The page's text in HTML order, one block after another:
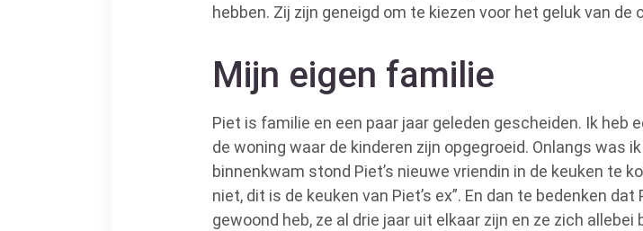
hebben. Zij zijn geneigd om te kiezen voor het geluk van de
Mijn eigen familie
Piet is familie en een paar jaar geleden gescheiden. Ik heb
de woning waar de kinderen zijn opgegroeid. Onlangs was
binnenkwam stond Piet’s nieuwe vriendin in de keuken te
niet, dit is de keuken van Piet’s ex”. En dan te bedenken
gewoond heb, ze al drie jaar uit elkaar zijn en ze zich